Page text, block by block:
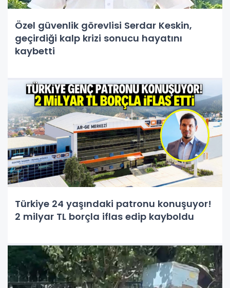
Özel güvenlik görevlisi Serdar Keskin,
geçirdiği kalp krizi sonucu hayatını
kaybetti
Türkiye 24 yaşındaki patronu konuşuyor!
2 milyar TL borçla iflas edip kayboldu